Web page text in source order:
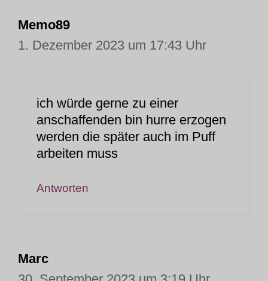
Memo89
1. Dezember 2023 um 17:43 Uhr
ich würde gerne zu einer
anschaffenden bin hurre erzogen
werden die später auch im Puff
arbeiten muss
Antworten
Marc